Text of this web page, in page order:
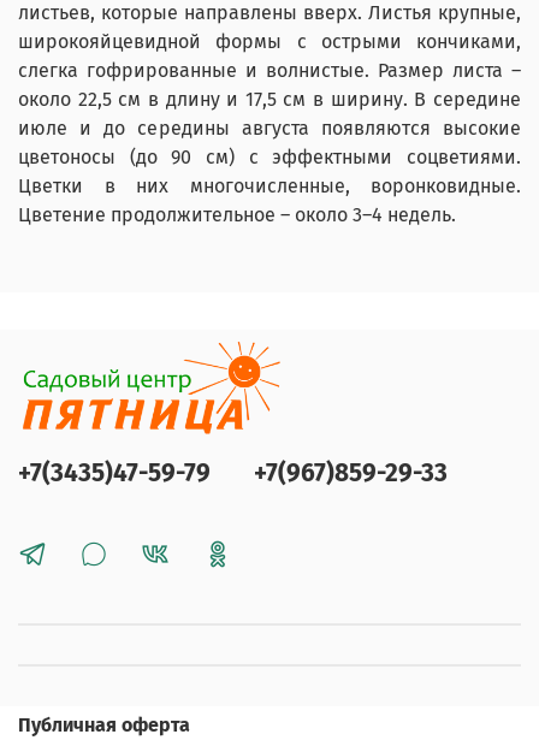
листьев, которые направлены вверх. Листья крупные,
широкояйцевидной формы с острыми кончиками,
слегка гофрированные и волнистые. Размер листа –
около 22,5 см в длину и 17,5 см в ширину. В середине
июле и до середины августа появляются высокие
цветоносы (до 90 см) с эффектными соцветиями.
Цветки в них многочисленные, воронковидные.
Цветение продолжительное – около 3–4 недель.
+7(3435)47-59-79 +7(967)859-29-33
Публичная оферта